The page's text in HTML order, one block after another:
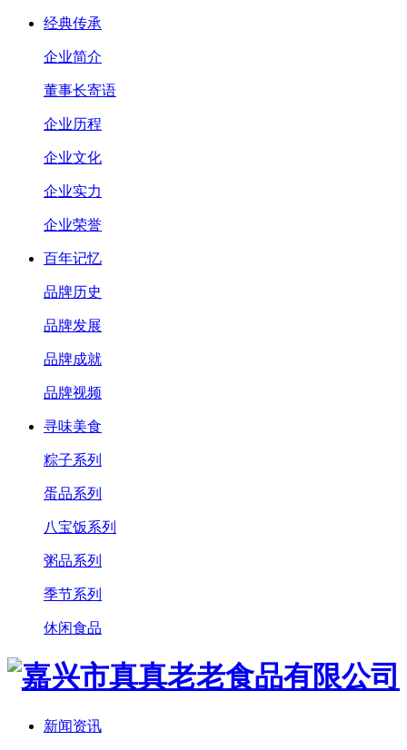
经典传承
企业简介
董事长寄语
企业历程
企业文化
企业实力
企业荣誉
百年记忆
品牌历史
品牌发展
品牌成就
品牌视频
寻味美食
粽子系列
蛋品系列
八宝饭系列
粥品系列
季节系列
休闲食品
新闻资讯